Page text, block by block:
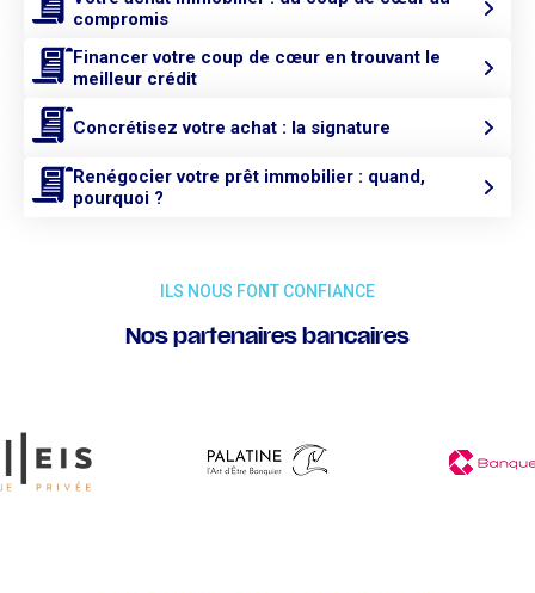
compromis
Financer votre coup de cœur en trouvant le
meilleur crédit
Concrétisez votre achat : la signature
Renégocier votre prêt immobilier : quand,
pourquoi ?
ILS NOUS FONT CONFIANCE
Nos partenaires bancaires